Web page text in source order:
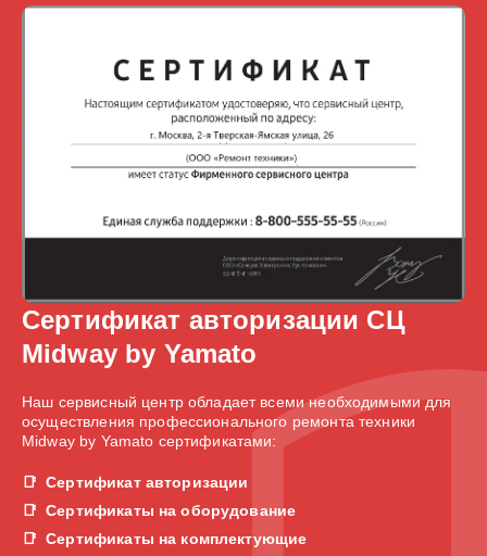
Сертификат авторизации СЦ
Midway by Yamato
Наш сервисный центр обладает всеми необходимыми для
осуществления профессионального ремонта техники
Midway by Yamato сертификатами:
Сертификат авторизации
Сертификаты на оборудование
Сертификаты на комплектующие